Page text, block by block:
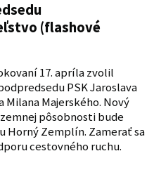
(flashové
17. apríla zvolil
PSK Jaroslava
Milana Majerského. Nový
pôsobnosti bude
Horný Zemplín. Zamerať sa
cestovného ruchu.